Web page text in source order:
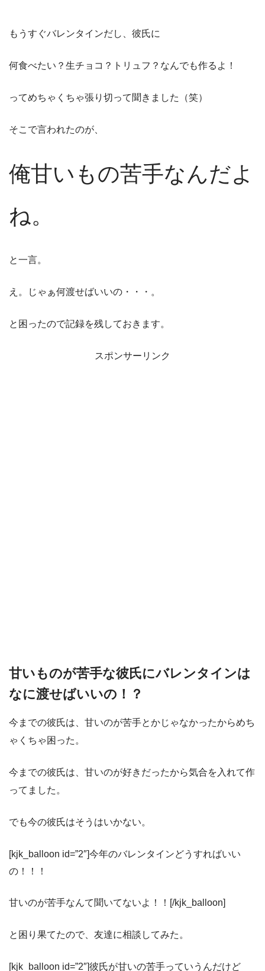
もうすぐバレンタインだし、彼氏に
何食べたい？生チョコ？トリュフ？なんでも作るよ！
ってめちゃくちゃ張り切って聞きました（笑）
そこで言われたのが、
俺甘いもの苦手なんだよ
ね。
と一言。
え。じゃぁ何渡せばいいの・・・。
と困ったので記録を残しておきます。
スポンサーリンク
甘いものが苦手な彼氏にバレンタインは
なに渡せばいいの！？
今までの彼氏は、甘いのが苦手とかじゃなかったからめち
ゃくちゃ困った。
今までの彼氏は、甘いのが好きだったから気合を入れて作
ってました。
でも今の彼氏はそうはいかない。
[kjk_balloon id=”2″]今年のバレンタインどうすればいい
の！！！
甘いのが苦手なんて聞いてないよ！！[/kjk_balloon]
と困り果てたので、友達に相談してみた。
[kjk_balloon id=”2″]彼氏が甘いの苦手っていうんだけど